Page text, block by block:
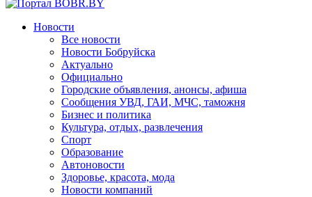
Новости
Все новости
Новости Бобруйска
Актуально
Официально
Городские объявления, анонсы, афиша
Сообщения УВД, ГАИ, МЧС, таможня
Бизнес и политика
Культура, отдых, развлечения
Спорт
Образование
Автоновости
Здоровье, красота, мода
Новости компаний